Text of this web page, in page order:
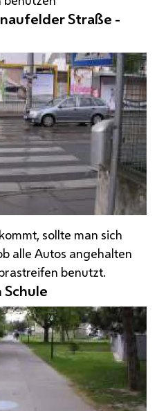
Straße -
sollte man sich
alle Autos angehalten
benutzt.